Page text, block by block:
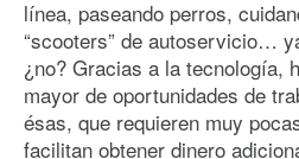
línea, paseando perros,
“scooters” de autoservicio…
¿no? Gracias a la tecnología,
mayor de oportunidades de
ésas, que requieren muy
facilitan obtener dinero